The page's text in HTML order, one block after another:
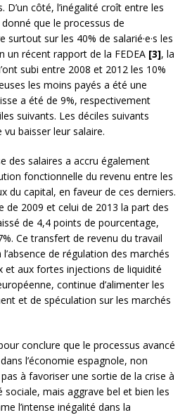
D’un côté, l’inégalité croît entre les
que le processus de
sur les 40% de salarié·e·s les
un récent rapport de la FEDEA [3], la
subi entre 2008 et 2012 les 10%
les moins payés a été une
a été de 9%, respectivement
suivants. Les déciles suivants
baisser leur salaire.
des salaires a accru également
fonctionnelle du revenu entre les
du capital, en faveur de ces derniers.
de 2009 et celui de 2013 la part des
de 4,4 points de pourcentage,
Ce transfert de revenu du travail
de régulation des marchés
et aux fortes injections de liquidité
continue d’alimenter les
et de spéculation sur les marchés
conclure que le processus avancé
l’économie espagnole, non
à favoriser une sortie de la crise à
sociale, mais aggrave bel et bien les
l’intense inégalité dans la